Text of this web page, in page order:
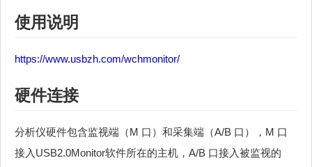
使用说明
https://www.usbzh.com/wchmonitor/
硬件连接
分析仪硬件包含监视端（M 口）和采集端（A/B 口），M 口
接入USB2.0Monitor软件所在的主机，A/B 口接入被监视的